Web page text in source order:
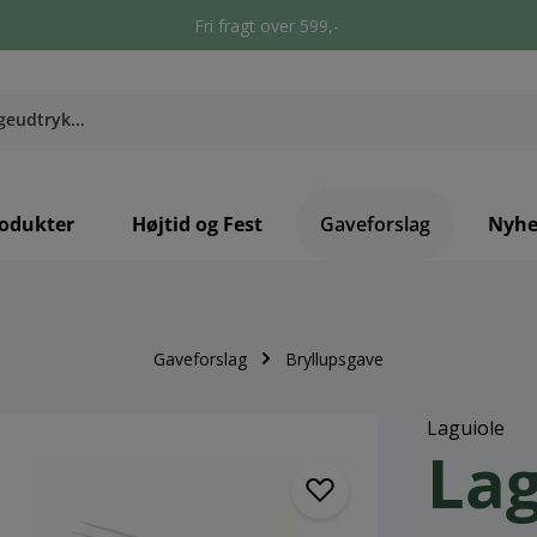
Fri fragt over 599,-
Højtid og Fest Gaveforslag
Gaveforslag Bryllupsgave
Laguiole